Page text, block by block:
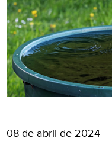
08 de abril de 2024